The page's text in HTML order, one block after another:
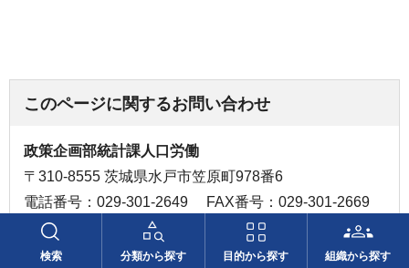
検索 分類から探す 目的から探す 組織から探す
このページに関するお問い合わせ
政策企画部統計課人口労働
〒310-8555 茨城県水戸市笠原町978番6
電話番号：029-301-2649
FAX番号：029-301-2669
お問い合わせフォーム